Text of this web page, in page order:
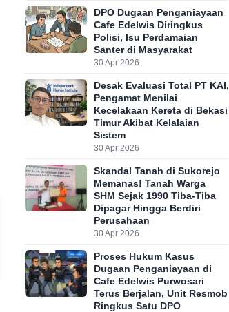
DPO Dugaan Penganiayaan
Cafe Edelwis Diringkus
Polisi, Isu Perdamaian
Santer di Masyarakat
30 Apr 2026
Desak Evaluasi Total PT KAI,
Pengamat Menilai
Kecelakaan Kereta di Bekasi
Timur Akibat Kelalaian
Sistem
30 Apr 2026
Skandal Tanah di Sukorejo
Memanas! Tanah Warga
SHM Sejak 1990 Tiba-Tiba
Dipagar Hingga Berdiri
Perusahaan
30 Apr 2026
Proses Hukum Kasus
Dugaan Penganiayaan di
Cafe Edelwis Purwosari
Terus Berjalan, Unit Resmob
Ringkus Satu DPO